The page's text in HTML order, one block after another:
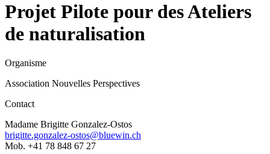
Projet Pilote pour des Ateliers
de naturalisation
Organisme
Association Nouvelles Perspectives
Contact
Madame Brigitte Gonzalez-Ostos
brigitte.gonzalez-ostos@bluewin.ch
Mob. +41 78 848 67 27